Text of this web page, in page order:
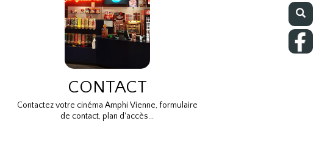
CONTACT
Contactez votre cinéma Amphi Vienne, formulaire
de contact, plan d'accès...